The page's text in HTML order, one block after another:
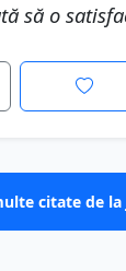
să o
citate de la